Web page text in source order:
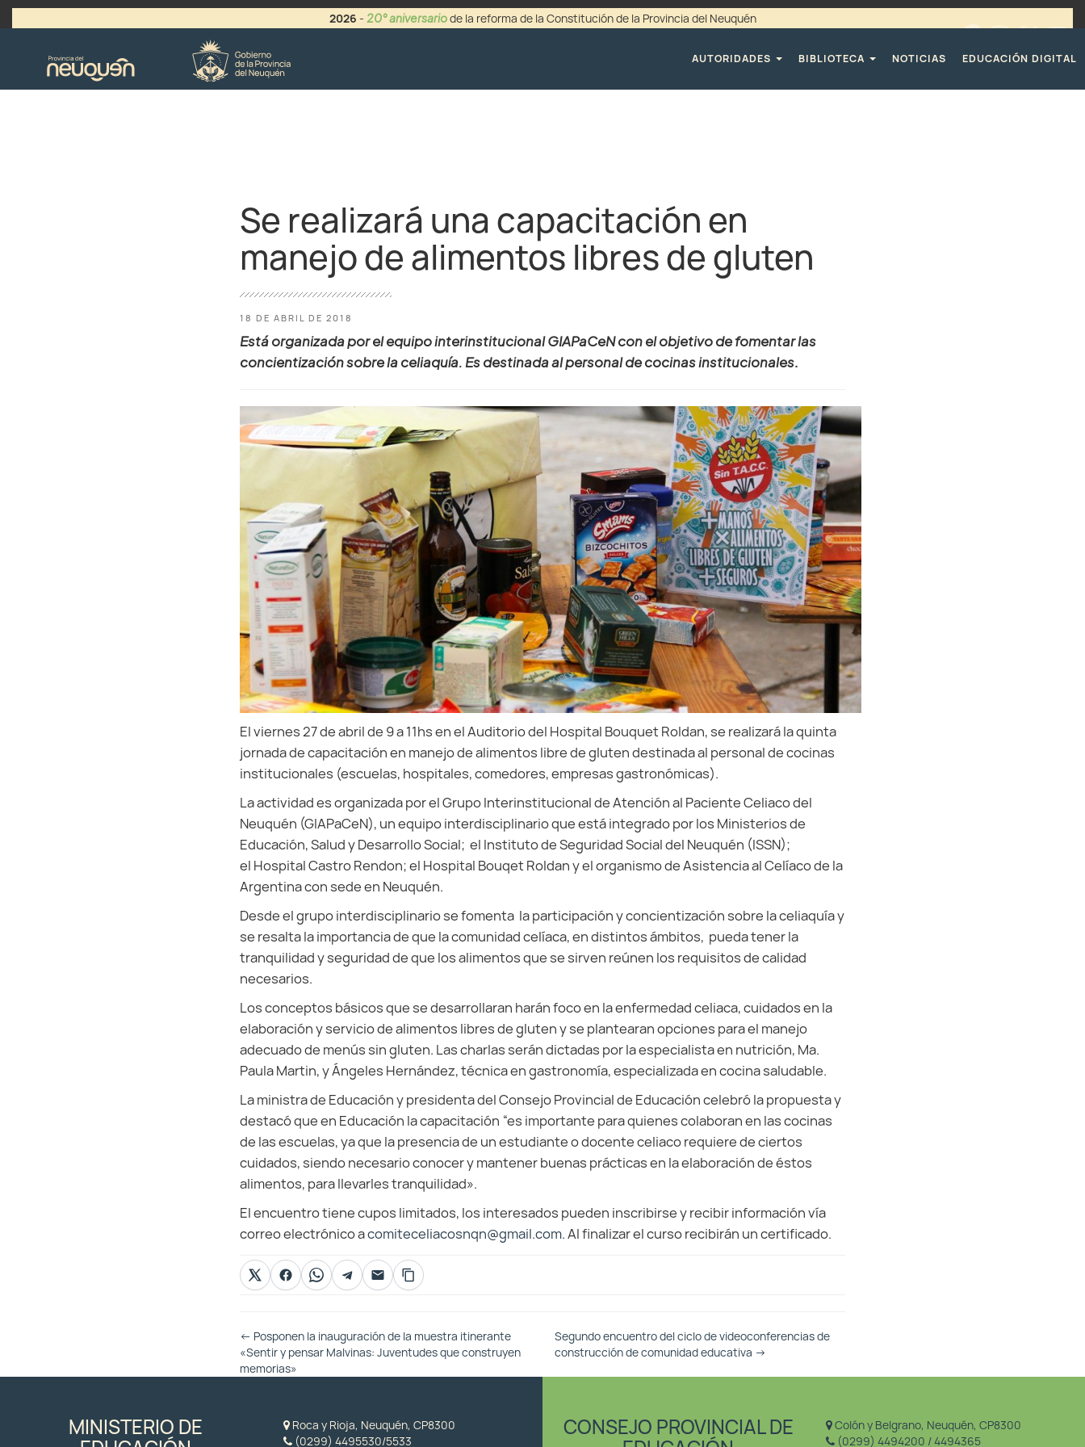
2026 - 20° aniversariode la reforma de la Constitución de la Provincia del Neuquén
AUTORIDADES
BIBLIOTECA NOTICIAS EDUCACIÓN DIGITAL
Se realizará una capacitación en
manejo de alimentos libres de gluten
18 DE ABRIL DE 2018
Está organizada por el equipo interinstitucionalGIAPaCeNcon el objetivo de fomentar las
concientización sobre la celiaquía. Es destinada al personal de cocinas institucionales.
El viernes 27 de abril de 9 a 11hs en el Auditorio del Hospital Bouquet Roldan, se realizará la quinta
jornada de capacitación en manejo de alimentos libre de gluten destinada al personal de cocinas
institucionales (escuelas, hospitales, comedores, empresas gastronómicas).
La actividad es organizada por el Grupo Interinstitucional de Atención al Paciente Celiaco del
Neuquén (GIAPaCeN), un equipo interdisciplinario que está integrado por los Ministerios de
Educación, Salud y Desarrollo Social; el Instituto de Seguridad Social del Neuquén (ISSN);
el Hospital Castro Rendon; el Hospital Bouqet Roldan y el organismo de Asistencia al Celíaco de la
Argentina con sede en Neuquén.
Desde el grupo interdisciplinario se fomenta la participación y concientización sobre la celiaquía y
se resalta la importancia de que la comunidad celíaca, en distintos ámbitos, pueda tener la
tranquilidad y seguridad de que los alimentos que se sirven reúnen los requisitos de calidad
necesarios.
Los conceptos básicos que se desarrollaran harán foco en la enfermedad celiaca, cuidados en la
elaboración y servicio de alimentos libres de gluten y se plantearan opciones para el manejo
adecuado de menús sin gluten. Las charlas serán dictadas por la especialista en nutrición, Ma.
Paula Martin, y Ángeles Hernández, técnica en gastronomía, especializada en cocina saludable.
La ministra de Educación y presidenta del Consejo Provincial de Educación celebró la propuesta y
destacó que en Educación la capacitación “es importante para quienes colaboran en las cocinas
de las escuelas, ya que la presencia de un estudiante o docente celiaco requiere de ciertos
cuidados, siendo necesario conocer y mantener buenas prácticas en la elaboración de éstos
alimentos, para llevarles tranquilidad».
El encuentro tiene cupos limitados, los interesados pueden inscribirse y recibir información vía
correo electrónico acomiteceliacosnqn@gmail.com. Al finalizar el curso recibirán un certificado.
Otras
Entradas
← Posponen la inauguración de la muestra itinerante
«Sentir y pensar Malvinas: Juventudes que construyen
memorias»
Segundo encuentro del ciclo de videoconferencias de
construcción de comunidad educativa →
MINISTERIO DE
Roca y Rioja, Neuquén, CP8300
(0299) 4495530/5533
CONSEJO PROVINCIAL DE
Colón y Belgrano, Neuquén, CP8300
(0299) 4494200 / 4494365